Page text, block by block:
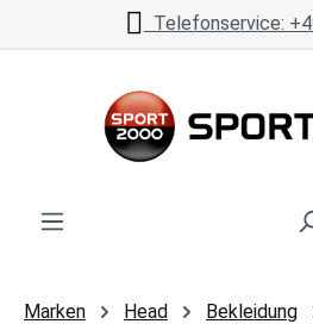
Zum Hauptinhalt springen
Telefonservice:
Marken Head Bekleidung